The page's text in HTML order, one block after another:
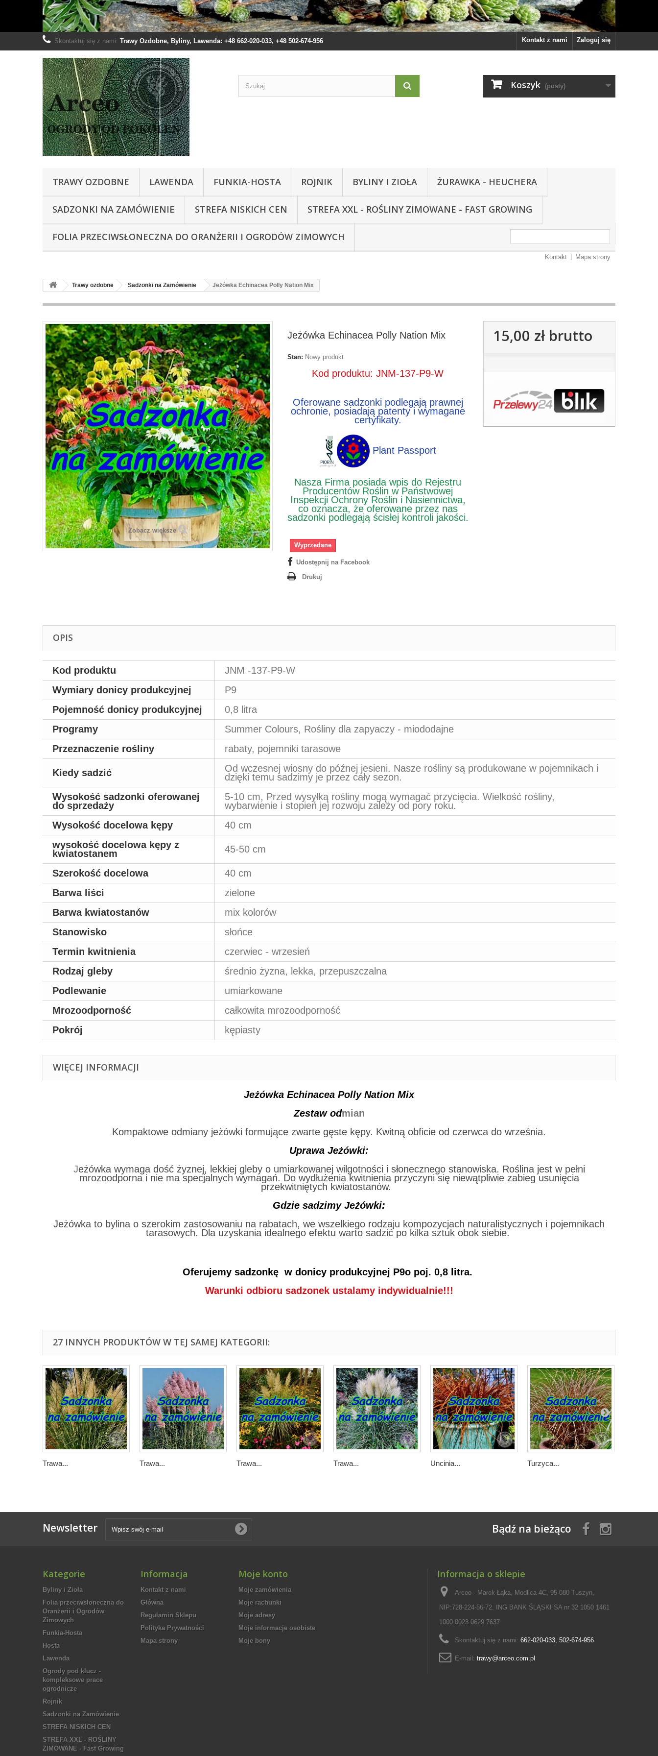
Zaloguj się
Kontakt z nami
Skontaktuj się z nami: Trawy Ozdobne, Byliny, Lawenda: +48 662-020-033, +48 502-674-956
Koszyk (pusty)
TRAWY OZDOBNE LAWENDA FUNKIA-HOSTA ROJNIK BYLINY I ZIOŁA ŻURAWKA - HEUCHERA
SADZONKI NA ZAMÓWIENIE STREFA NISKICH CEN STREFA XXL - ROŚLINY ZIMOWANE - FAST GROWING
FOLIA PRZECIWSŁONECZNA DO ORANŻERII I OGRODÓW ZIMOWYCH
Kontakt Mapa strony
Trawy ozdobne Sadzonki na Zamówienie Jeżówka Echinacea Polly Nation Mix
Zobacz większe
Jeżówka Echinacea Polly Nation Mix
Stan: Nowy produkt
Kod produktu: JNM-137-P9-W
Oferowane sadzonki podlegają prawnej
ochronie, posiadają patenty i wymagane
certyfikaty.
Plant Passport
Nasza Firma posiada wpis do Rejestru
Producentów Roślin w Państwowej
Inspekcji Ochrony Roślin i Nasiennictwa,
co oznacza, że oferowane przez nas
sadzonki podlegają ścisłej kontroli jakości.
Wyprzedane
Udostępnij na Facebook
Drukuj
15,00 złbrutto
OPIS
Kod produktu
JNM -137-P9-W
Wymiary donicy produkcyjnej
P9
Pojemność donicy produkcyjnej
0,8 litra
Programy
Summer Colours, Rośliny dla zapyaczy - miododajne
Przeznaczenie rośliny
rabaty, pojemniki tarasowe
Kiedy sadzić
Od wczesnej wiosny do późnej jesieni. Nasze rośliny są produkowane w pojemnikach i
dzięki temu sadzimy je przez cały sezon.
Wysokość sadzonki oferowanej
do sprzedaży
5-10 cm, Przed wysyłką rośliny mogą wymagać przycięcia. Wielkość rośliny,
wybarwienie i stopień jej rozwoju zależy od pory roku.
Wysokość docelowa kępy
40 cm
wysokość docelowa kępy z
kwiatostanem
45-50 cm
Szerokość docelowa
40 cm
Barwa liści
zielone
Barwa kwiatostanów
mix kolorów
Stanowisko
słońce
Termin kwitnienia
czerwiec - wrzesień
Rodzaj gleby
średnio żyzna, lekka, przepuszczalna
Podlewanie
umiarkowane
Mrozoodporność
całkowita mrozoodporność
Pokrój
kępiasty
WIĘCEJ INFORMACJI
Jeżówka Echinacea Polly Nation Mix
Zestaw odmian
Kompaktowe odmiany jeżówki formujące zwarte gęste kępy. Kwitną obficie od czerwca do września.
Uprawa Jeżówki:
Jeżówka wymaga dość żyznej, lekkiej gleby o umiarkowanej wilgotności i słonecznego stanowiska. Roślina jest w pełni
mrozoodporna i nie ma specjalnych wymagań. Do wydłużenia kwitnienia przyczyni się niewątpliwie zabieg usunięcia
przekwitniętych kwiatostanów.
Gdzie sadzimy Jeżówki:
Jeżówka to bylina o szerokim zastosowaniu na rabatach, we wszelkiego rodzaju kompozycjach naturalistycznych i pojemnikach
tarasowych. Dla uzyskania idealnego efektu warto sadzić po kilka sztuk obok siebie.
Oferujemy sadzonkę w donicy produkcyjnej P9o poj. 0,8 litra.
Warunki odbioru sadzonek ustalamy indywidualnie!!!
27 INNYCH PRODUKTÓW W TEJ SAMEJ KATEGORII:
Trawa... Trawa... Trawa... Trawa... Uncinia... Turzyca...
Newsletter Bądź na bieżąco
Kategorie
Byliny i Zioła
Folia przeciwsłoneczna do
Oranżerii i Ogrodów
Zimowych
Funkia-Hosta
Hosta
Lawenda
Ogrody pod klucz -
kompleksowe prace
ogrodnicze
Rojnik
Sadzonki na Zamówienie
STREFA NISKICH CEN
STREFA XXL - ROŚLINY
ZIMOWANE - Fast Growing
Informacja
Kontakt z nami
Główna
Regulamin Sklepu
Polityka Prywatności
Mapa strony
Moje konto
Moje zamówienia
Moje rachunki
Moje adresy
Moje informacje osobiste
Moje bony
Informacja o sklepie
Arceo - Marek Łąka, Modlica 4C, 95-080 Tuszyn,
NIP:728-224-56-72. ING BANK ŚLĄSKI SA nr 32 1050 1461
1000 0023 0629 7637
Skontaktuj się z nami: 662-020-033, 502-674-956
E-mail: trawy@arceo.com.pl